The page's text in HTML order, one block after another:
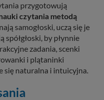
przygotowują
czytania metodą
samogłoski, uczą się je
by płynnie
zadania, scenki
i plątaninki
się naturalna i intuicyjna.